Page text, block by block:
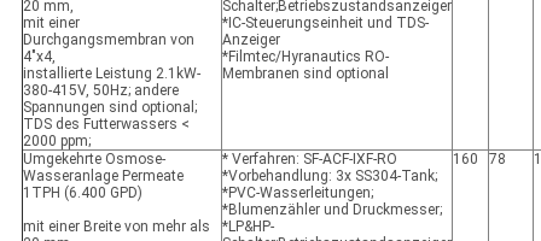
20 mm,
mit einer
Durchgangsmembran von
4"x4,
installierte Leistung 2.1kW-
380-415V, 50Hz; andere
Spannungen sind optional;
TDS des Futterwassers <
2000 ppm;
Schalter;Betriebszustandsanzeiger
*IC-Steuerungseinheit und TDS-
Anzeiger
*Filmtec/Hyranautics RO-
Membranen sind optional
Umgekehrte Osmose-
Wasseranlage Permeate
1TPH (6.400 GPD)
mit einer Breite von mehr als
* Verfahren: SF-ACF-IXF-RO
*Vorbehandlung: 3x SS304-Tank;
*PVC-Wasserleitungen;
*Blumenzähler und Druckmesser;
*LP&HP-
160 78